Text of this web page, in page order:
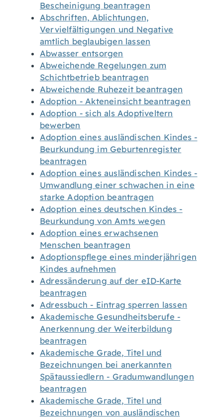
Bescheinigung beantragen
Abschriften, Ablichtungen,
Vervielfältigungen und Negative
amtlich beglaubigen lassen
Abwasser entsorgen
Abweichende Regelungen zum
Schichtbetrieb beantragen
Abweichende Ruhezeit beantragen
Adoption - Akteneinsicht beantragen
Adoption - sich als Adoptiveltern
bewerben
Adoption eines ausländischen Kindes -
Beurkundung im Geburtenregister
beantragen
Adoption eines ausländischen Kindes -
Umwandlung einer schwachen in eine
starke Adoption beantragen
Adoption eines deutschen Kindes -
Beurkundung von Amts wegen
Adoption eines erwachsenen
Menschen beantragen
Adoptionspflege eines minderjährigen
Kindes aufnehmen
Adressänderung auf der eID-Karte
beantragen
Adressbuch - Eintrag sperren lassen
Akademische Gesundheitsberufe -
Anerkennung der Weiterbildung
beantragen
Akademische Grade, Titel und
Bezeichnungen bei anerkannten
Spätaussiedlern - Gradumwandlungen
beantragen
Akademische Grade, Titel und
Bezeichnungen von ausländischen